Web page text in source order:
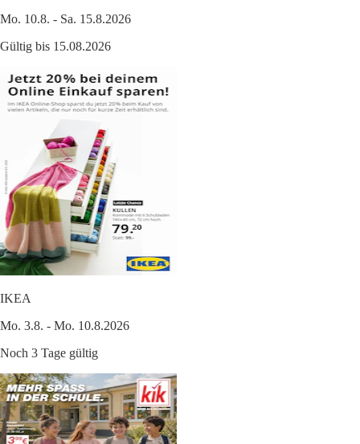
Mo. 10.8. - Sa. 15.8.2026
Gültig bis 15.08.2026
IKEA
Mo. 3.8. - Mo. 10.8.2026
Noch 3 Tage gültig